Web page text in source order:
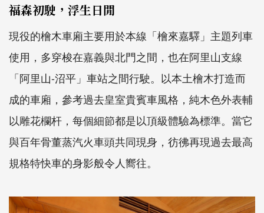
福森初駛，浮生日閒
現役的檜木車廂主要用於本線「檜來嘉驛」主題列車
使用，多穿梭在嘉義與北門之間，也在阿里山支線
「阿里山-沼平」車站之間行駛。以本土檜木打造而
成的車廂，參考過去皇室貴賓車風格，純木色外表輔
以雕花欄杆，每個細節都是以頂級體驗為標準。當它
與百年骨董蒸汽火車頭共同現身，彷彿再現過去最高
規格特快車的身影般令人嚮往。